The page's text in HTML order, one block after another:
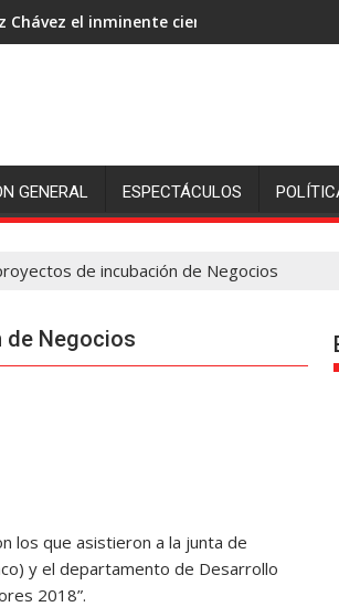
Chávez el inminente cierre de ingenió San
GENERAL ESPECTÁCULOS
de incubación de Negocios
de Negocios
los que asistieron a la junta de
y el departamento de Desarrollo
2018”.